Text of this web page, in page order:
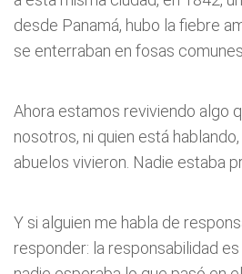
desde Panamá, hubo la fiebre
se enterraban en fosas comunes.
Ahora estamos reviviendo algo
nosotros, ni quien está
abuelos vivieron. Nadie estaba
Y si alguien me habla de
responder: la responsabilidad